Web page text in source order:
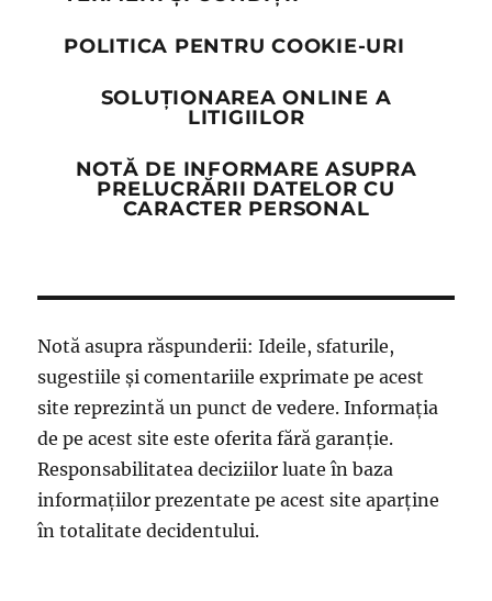
POLITICA PENTRU COOKIE-URI
SOLUȚIONAREA ONLINE A
LITIGIILOR
NOTĂ DE INFORMARE ASUPRA
PRELUCRĂRII DATELOR CU
CARACTER PERSONAL
Notă asupra răspunderii: Ideile, sfaturile,
sugestiile și comentariile exprimate pe acest
site reprezintă un punct de vedere. Informația
de pe acest site este oferita fără garanție.
Responsabilitatea deciziilor luate în baza
informațiilor prezentate pe acest site aparține
în totalitate decidentului.